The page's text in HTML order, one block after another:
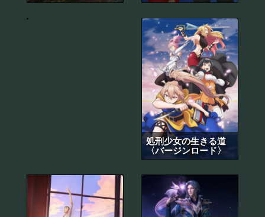
処刑少女の生きる道
〈バージンロード〉